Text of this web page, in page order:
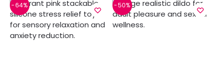
-64% -50%